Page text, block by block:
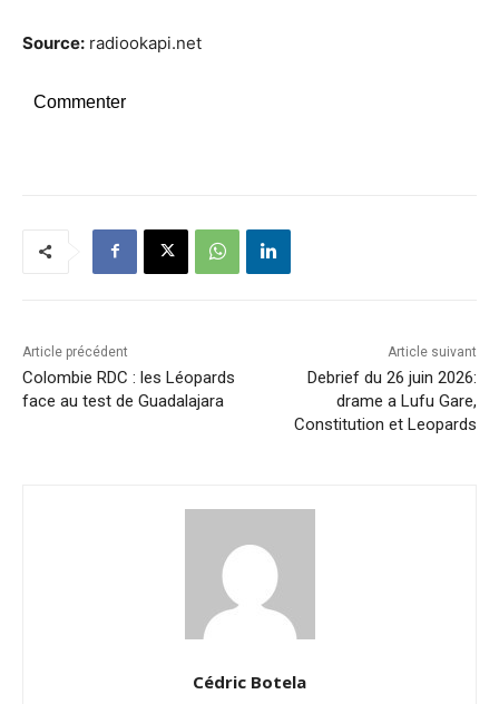
Source: radiookapi.net
Commenter
Article précédent
Colombie RDC : les Léopards
face au test de Guadalajara
Article suivant
Debrief du 26 juin 2026:
drame a Lufu Gare,
Constitution et Leopards
Cédric Botela